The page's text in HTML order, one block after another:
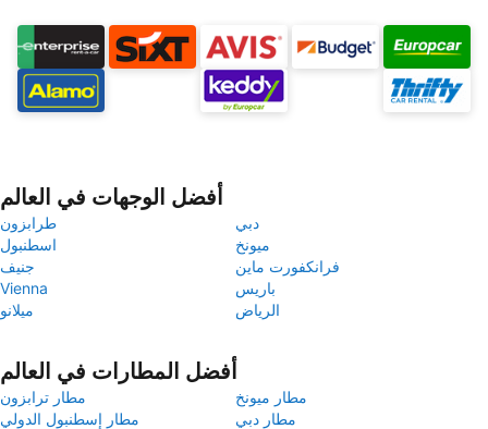
أفضل الوجهات في العالم
طرابزون
دبي
اسطنبول
ميونخ
جنيف
فرانكفورت ماين
Vienna
باريس
ميلانو
الرياض
أفضل المطارات في العالم
مطار ترابزون
مطار ميونخ
مطار إسطنبول الدولي
مطار دبي